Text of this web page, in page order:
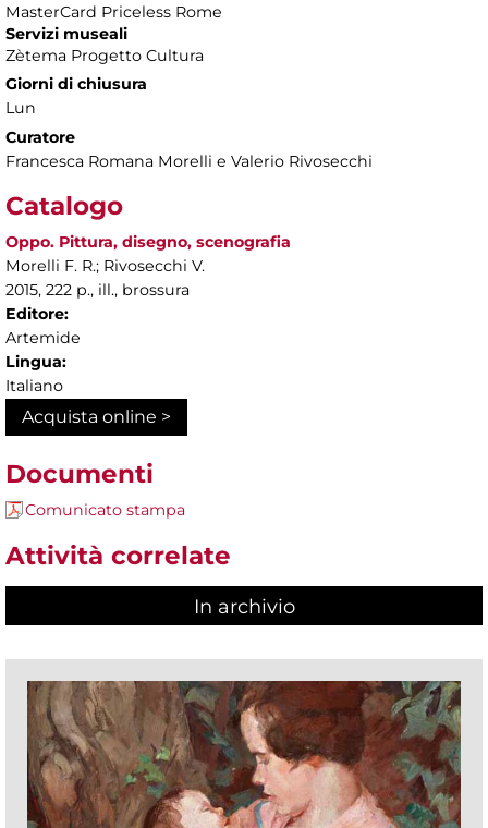
MasterCard Priceless Rome
Servizi museali
Zètema Progetto Cultura
Giorni di chiusura
Lun
Curatore
Francesca Romana Morelli e Valerio Rivosecchi
Catalogo
Oppo. Pittura, disegno, scenografia
Morelli F. R.; Rivosecchi V.
2015, 222 p., ill., brossura
Editore:
Artemide
Lingua:
Italiano
Acquista online >
Documenti
Comunicato stampa
Attività correlate
In archivio